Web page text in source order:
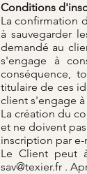
Conditions
La confirmation
à sauvegarder
demandé au
s'engage à
conséquence,
titulaire de ces
client s'engage
La création du
et ne doivent
inscription par e-
Le Client peut
sav@texier.fr .